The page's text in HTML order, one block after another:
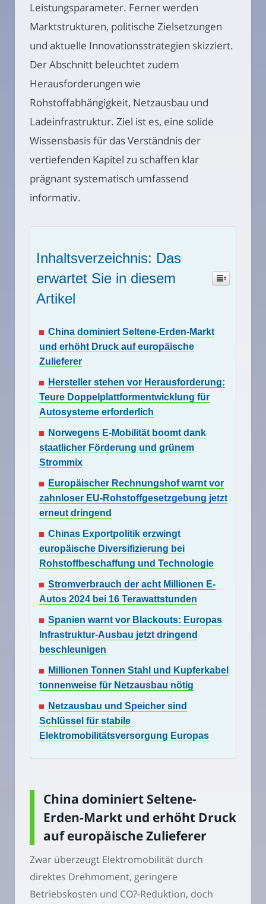
Leistungsparameter. Ferner werden
Marktstrukturen, politische Zielsetzungen
und aktuelle Innovationsstrategien skizziert.
Der Abschnitt beleuchtet zudem
Herausforderungen wie
Rohstoffabhängigkeit, Netzausbau und
Ladeinfrastruktur. Ziel ist es, eine solide
Wissensbasis für das Verständnis der
vertiefenden Kapitel zu schaffen klar
prägnant systematisch umfassend
informativ.
Inhaltsverzeichnis: Das
erwartet Sie in diesem
Artikel
China dominiert Seltene-Erden-Markt
und erhöht Druck auf europäische
Zulieferer
Hersteller stehen vor Herausforderung:
Teure Doppelplattformentwicklung für
Autosysteme erforderlich
Norwegens E-Mobilität boomt dank
staatlicher Förderung und grünem
Strommix
Europäischer Rechnungshof warnt vor
zahnloser EU-Rohstoffgesetzgebung jetzt
erneut dringend
Chinas Exportpolitik erzwingt
europäische Diversifizierung bei
Rohstoffbeschaffung und Technologie
Stromverbrauch der acht Millionen E-
Autos 2024 bei 16 Terawattstunden
Spanien warnt vor Blackouts: Europas
Infrastruktur-Ausbau jetzt dringend
beschleunigen
Millionen Tonnen Stahl und Kupferkabel
tonnenweise für Netzausbau nötig
Netzausbau und Speicher sind
Schlüssel für stabile
Elektromobilitätsversorgung Europas
China dominiert Seltene-
Erden-Markt und erhöht Druck
auf europäische Zulieferer
Zwar überzeugt Elektromobilität durch
direktes Drehmoment, geringere
Betriebskosten und CO?-Reduktion, doch